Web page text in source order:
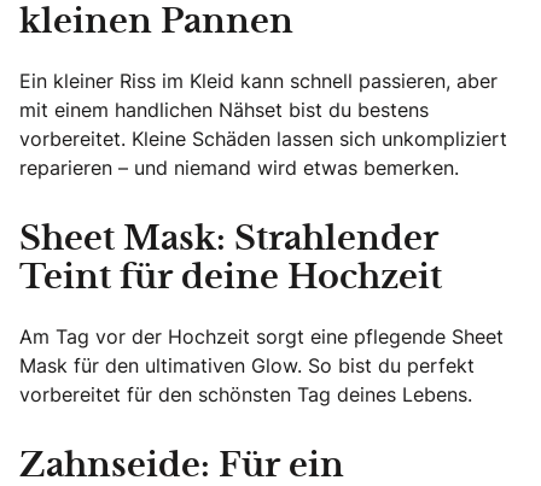
kleinen Pannen
Ein kleiner Riss im Kleid kann schnell passieren, aber
mit einem handlichen Nähset bist du bestens
vorbereitet. Kleine Schäden lassen sich unkompliziert
reparieren – und niemand wird etwas bemerken.
Sheet Mask: Strahlender
Teint für deine Hochzeit
Am Tag vor der Hochzeit sorgt eine pflegende Sheet
Mask für den ultimativen Glow. So bist du perfekt
vorbereitet für den schönsten Tag deines Lebens.
Zahnseide: Für ein